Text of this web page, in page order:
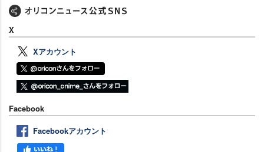
X
Xアカウント
Facebook
Facebookアカウント